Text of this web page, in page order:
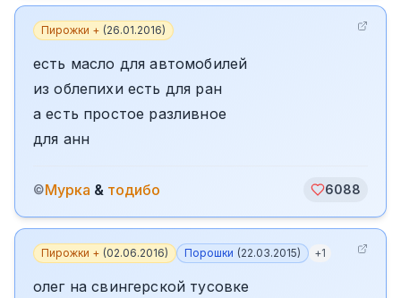
Пирожки + (26.01.2016)
есть масло для автомобилей
из облепихи есть для ран
а есть простое разливное
для анн
©Мурка & тодибо 6088
Пирожки + (02.06.2016) Порошки (22.03.2015) +1
олег на свингерской тусовке